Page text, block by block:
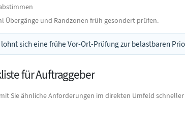
Übergänge und Randzonen früh gesondert prüfen.
sich eine frühe Vor-Ort-Prüfung zur belastbaren
für Auftraggeber
Sie ähnliche Anforderungen im direkten Umfeld